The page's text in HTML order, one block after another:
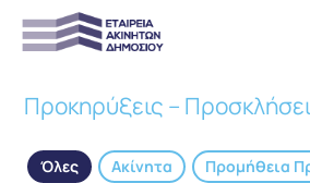
Προκηρύξεις –
Όλες Ακίνητα
Προμήθεια